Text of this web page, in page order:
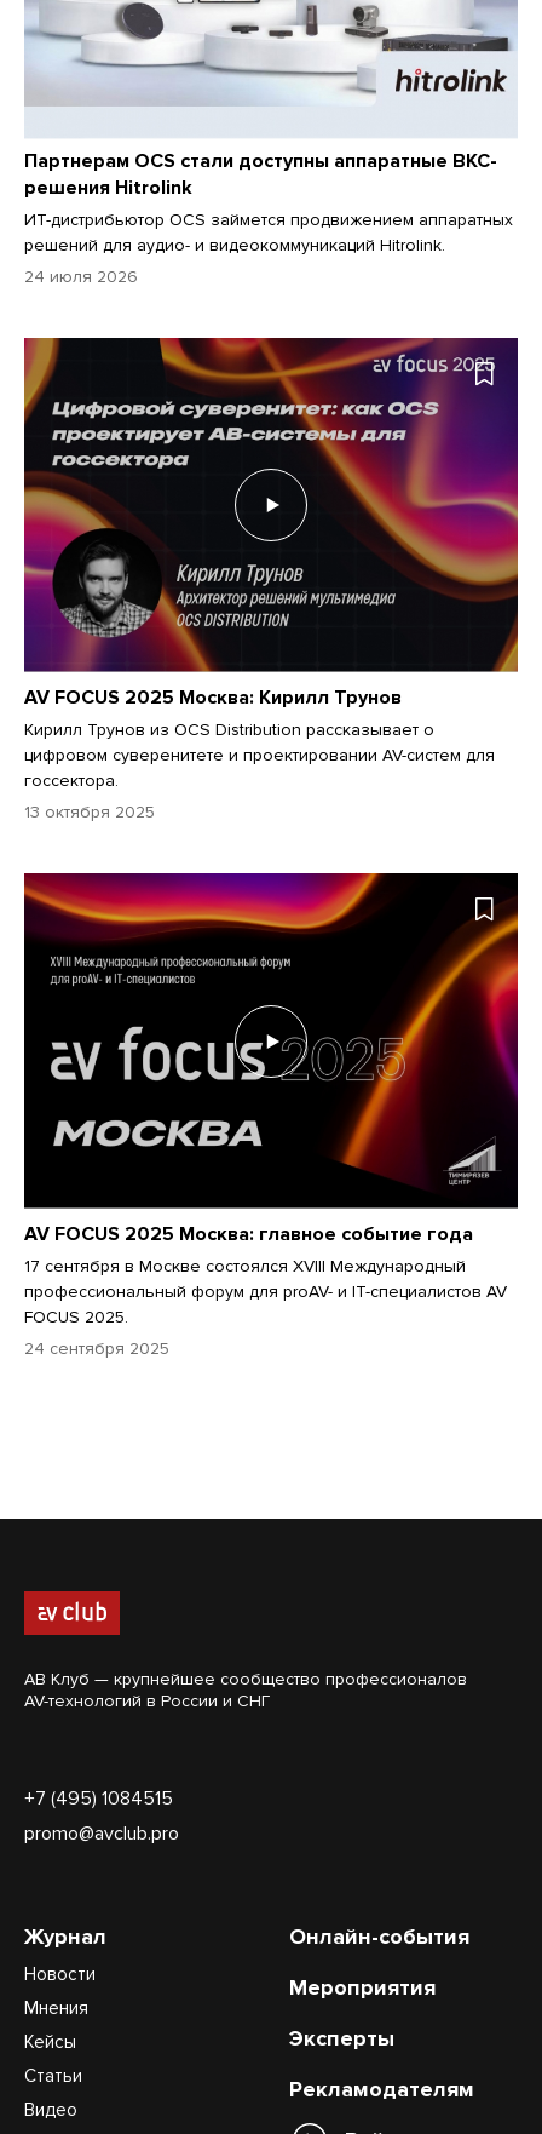
Партнерам OCS стали доступны аппаратные ВКС-
решения Hitrolink
ИТ-дистрибьютор OCS займется продвижением аппаратных
решений для аудио- и видеокоммуникаций Hitrolink.
24 июля 2026
AV FOCUS 2025 Москва: Кирилл Трунов
Кирилл Трунов из OCS Distribution рассказывает о
цифровом суверенитете и проектировании AV-систем для
госсектора.
13 октября 2025
AV FOCUS 2025 Москва: главное событие года
17 сентября в Москве состоялся XVIII Международный
профессиональный форум для proAV- и IT-специалистов AV
FOCUS 2025.
24 сентября 2025
АВ Клуб — крупнейшее сообщество профессионалов
AV-технологий в России и СНГ
+7 (495) 1084515
promo@avclub.pro
Журнал
Новости
Мнения
Кейсы
Статьи
Видео
Онлайн-события
Мероприятия
Эксперты
Рекламодателям